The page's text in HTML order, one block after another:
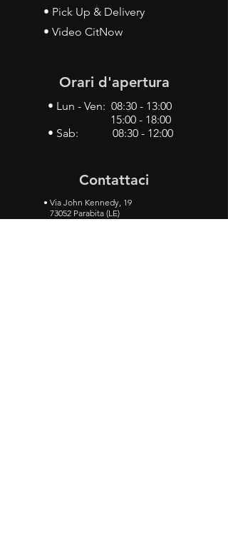
• Pick Up & Delivery
• Video CitNow
Orari d'apertura
• Lun - Ven: 08:30 - 13:00
15:00 - 18:00
• Sab: 08:30 - 12:00
Contattaci
• Via John Kennedy, 19
73052 Parabita (LE)